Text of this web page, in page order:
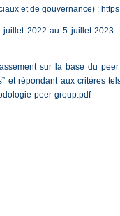
et de gouvernance) :
2022 au 5 juillet
sur la base du
et répondant aux critères
peer-group.pdf